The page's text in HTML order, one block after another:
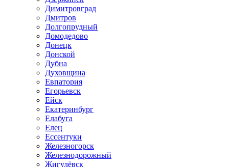
Димитровград
Дмитров
Долгопрудный
Домодедово
Донецк
Донской
Дубна
Духовщина
Евпатория
Егорьевск
Ейск
Екатеринбург
Елабуга
Елец
Ессентуки
Железногорск
Железнодорожный
Жигулёвск